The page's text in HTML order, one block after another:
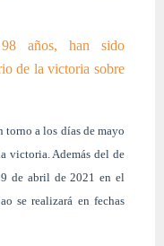
años, han sido
de la victoria sobre
torno a los días de mayo
victoria. Además del de
de abril de 2021 en el
se realizará en fechas